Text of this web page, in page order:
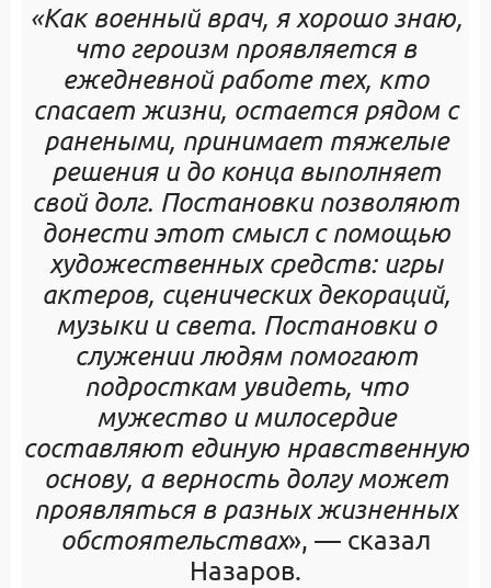
«Как военный врач, я хорошо знаю,
что героизм проявляется в
ежедневной работе тех, кто
спасает жизни, остается рядом с
ранеными, принимает тяжелые
решения и до конца выполняет
свой долг. Постановки позволяют
донести этот смысл с помощью
художественных средств: игры
актеров, сценических декораций,
музыки и света. Постановки о
служении людям помогают
подросткам увидеть, что
мужество и милосердие
составляют единую нравственную
основу, а верность долгу может
проявляться в разных жизненных
обстоятельствах», — сказал
Назаров.